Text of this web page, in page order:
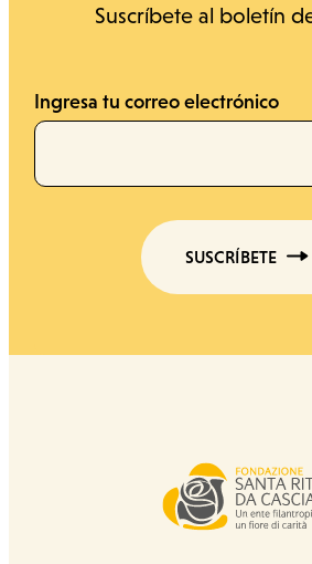
Suscríbete al boletín
Ingresa tu correo electrónico
SUSCRÍBETE